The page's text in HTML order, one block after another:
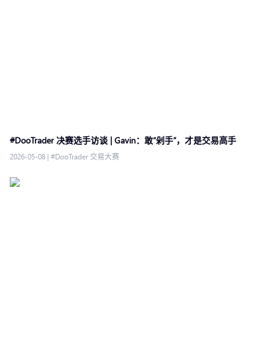
#DooTrader 决赛选手访谈 | Gavin：敢“剁手”，才是交易高手
2026-05-08 | #DooTrader 交易大赛